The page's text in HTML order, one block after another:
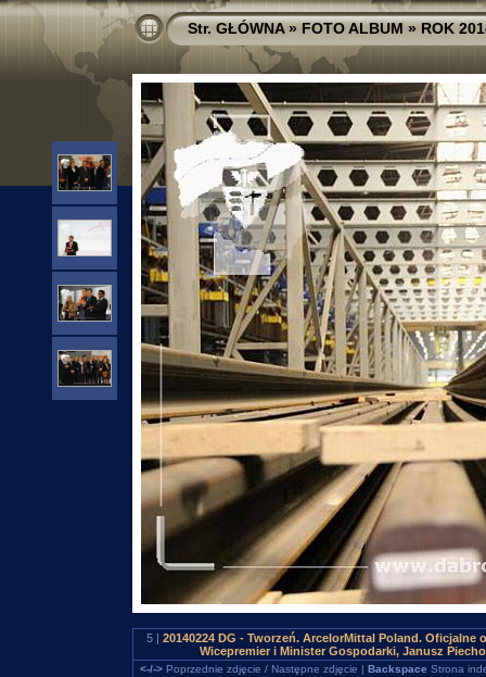
Str. GŁÓWNA»FOTO ALBUM»ROK
5 | 20140224 DG - Tworzeń. ArcelorMittal Poland.
Wicepremier i Minister Gospodarki, Janusz
<-/->Poprzednie zdjęcie / Następne zdjęcie | Backspace Strona